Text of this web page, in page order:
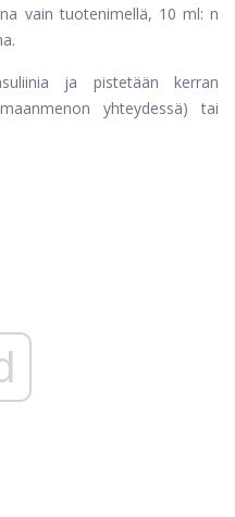
vain tuotenimellä, 10 ml: n
ja pistetään kerran
yhteydessä) tai